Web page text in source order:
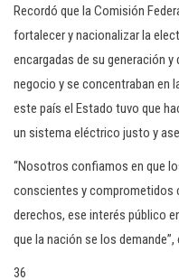
Recordó que la Comisión
fortalecer y nacionalizar la
encargadas de su generación
negocio y se concentraban en
este país el Estado tuvo que
un sistema eléctrico justo y
“Nosotros confiamos en que
conscientes y comprometidos
derechos, ese interés público
que la nación se los demande”,
36